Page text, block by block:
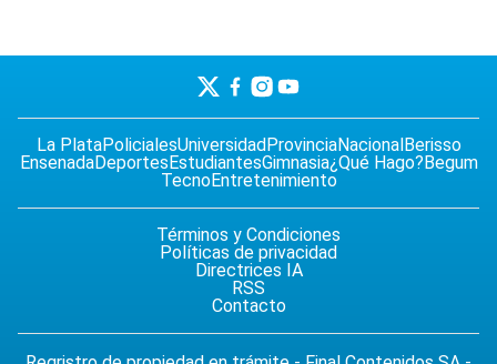
La PlataPolicialesUniversidad ProvinciaNacional Berisso
EnsenadaDeportes EstudiantesGimnasia¿Qué Hago? Begum
TecnoEntretenimiento
Términos y Condiciones
Políticas de privacidad
Directrices IA
RSS
Contacto